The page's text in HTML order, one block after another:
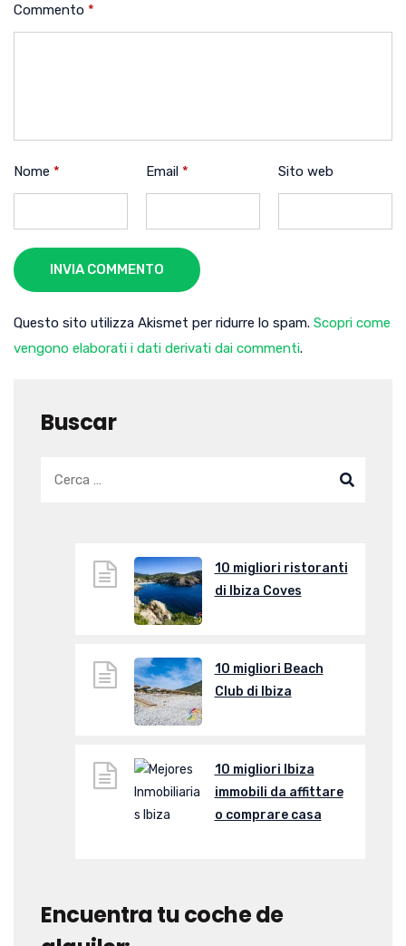
Commento *
Nome * Email * Sito web
INVIA COMMENTO
Questo sito utilizza Akismet per ridurre lo spam. Scopri come
vengono elaborati i dati derivati dai commenti.
Buscar
10 migliori ristoranti
di Ibiza Coves
10 migliori Beach
Club di Ibiza
10 migliori Ibiza
immobili da affittare
o comprare casa
Encuentra tu coche de